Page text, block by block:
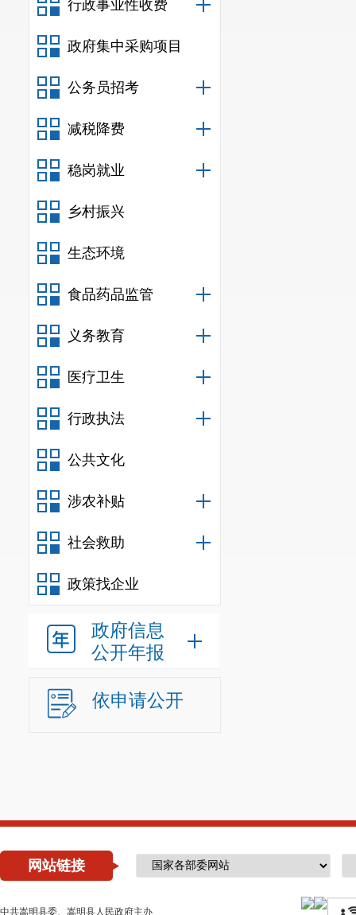
行政事业性收费
政府集中采购项目
公务员招考
减税降费
稳岗就业
乡村振兴
生态环境
食品药品监管
义务教育
医疗卫生
行政执法
公共文化
涉农补贴
社会救助
政策找企业
政府信息
公开年报
依申请公开
网站链接
中共嵩明县委、嵩明县人民政府主办